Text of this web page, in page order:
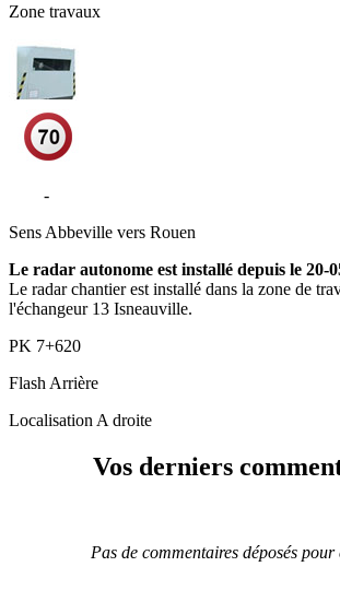
Zone travaux
-
Sens Abbeville vers Rouen
Le radar autonome est installé depuis le 20-
Le radar chantier est installé dans la zone de
l'échangeur 13 Isneauville.
PK 7+620
Flash Arrière
Localisation A droite
Vos derniers
Pas de commentaires déposés pour